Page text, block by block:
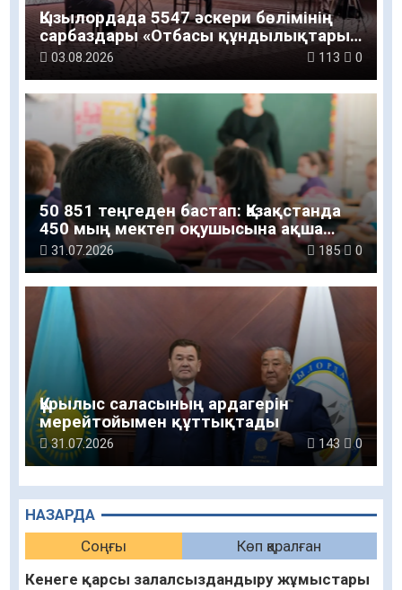
НАЗАРДА
Соңғы
Көп қаралған
Кенеге қарсы залалсыздандыру жұмыстары
Қызылордада 5547 әскери бөлімінің
сарбаздары «Отбасы құндылықтары
– ұлт болашағы» атты рухани-мәдени
03.08.2026 113 0
50 851 теңгеден бастап: Қазақстанда
450 мың мектеп оқушысына ақша
беріледі
31.07.2026 185 0
Құрылыс саласының ардагерін
мерейтойымен құттықтады
31.07.2026 143 0